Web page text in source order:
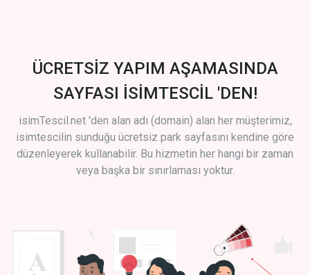
ÜCRETSİZ YAPIM AŞAMASINDA
SAYFASI İSİMTESCİL 'DEN!
isimTescil.net 'den alan adı (domain) alan her müşterimiz,
isimtescilin sunduğu ücretsiz park sayfasını kendine göre
düzenleyerek kullanabilir. Bu hizmetin her hangi bir zaman
veya başka bir sınırlaması yoktur.